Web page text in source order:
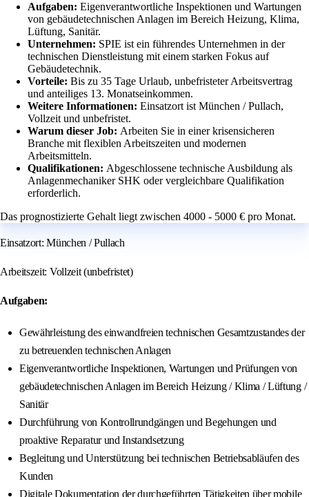
Aufgaben: Eigenverantwortliche Inspektionen und Wartungen
von gebäudetechnischen Anlagen im Bereich Heizung, Klima,
Lüftung, Sanitär.
Unternehmen: SPIE ist ein führendes Unternehmen in der
technischen Dienstleistung mit einem starken Fokus auf
Gebäudetechnik.
Vorteile: Bis zu 35 Tage Urlaub, unbefristeter Arbeitsvertrag
und anteiliges 13. Monatseinkommen.
Weitere Informationen: Einsatzort ist München / Pullach,
Vollzeit und unbefristet.
Warum dieser Job: Arbeiten Sie in einer krisensicheren
Branche mit flexiblen Arbeitszeiten und modernen
Arbeitsmitteln.
Qualifikationen: Abgeschlossene technische Ausbildung als
Anlagenmechaniker SHK oder vergleichbare Qualifikation
erforderlich.
Das prognostizierte Gehalt liegt zwischen 4000 - 5000 € pro Monat.
Einsatzort: München / Pullach
Arbeitszeit: Vollzeit (unbefristet)
Aufgaben:
Gewährleistung des einwandfreien technischen Gesamtzustandes der
zu betreuenden technischen Anlagen
Eigenverantwortliche Inspektionen, Wartungen und Prüfungen von
gebäudetechnischen Anlagen im Bereich Heizung / Klima / Lüftung /
Sanitär
Durchführung von Kontrollrundgängen und Begehungen und
proaktive Reparatur und Instandsetzung
Begleitung und Unterstützung bei technischen Betriebsabläufen des
Kunden
Digitale Dokumentation der durchgeführten Tätigkeiten über mobile